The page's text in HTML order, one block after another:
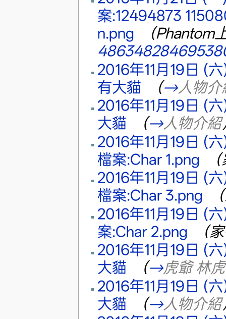
案:12494873
n.png
（Phantom
2016年11月19日 (
有大貓
（→人物介
2016年11月19日 (
大貓
（→人物介紹
2016年11月19日 (
檔案:Char 1.png
2016年11月19日 (
檔案:Char 3.png
2016年11月19日 (六
案:Char 2.png
（
2016年11月19日 (
大貓
（→虎爺 林虎
2016年11月19日 (
大貓
（→人物介紹